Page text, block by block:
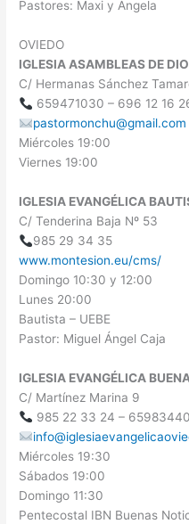
Pastores: Maxi y Ángela
OVIEDO
IGLESIA ASAMBLEAS DE
C/ Hermanas Sánchez
659471030 – 696 12 16
pastormonchu@gmail.com
Miércoles 19:00
Viernes 19:00
IGLESIA EVANGÉLICA
C/ Tenderina Baja Nº 53
985 29 34 35
www.montesion.eu/cms/
Domingo 10:30 y 12:00
Lunes 20:00
Bautista – UEBE
Pastor: Miguel Ángel Caja
IGLESIA EVANGÉLICA
C/ Martínez Marina 9
985 22 33 24 –
Miércoles 19:30
Sábados 19:00
Domingo 11:30
Pentecostal IBN Buenas